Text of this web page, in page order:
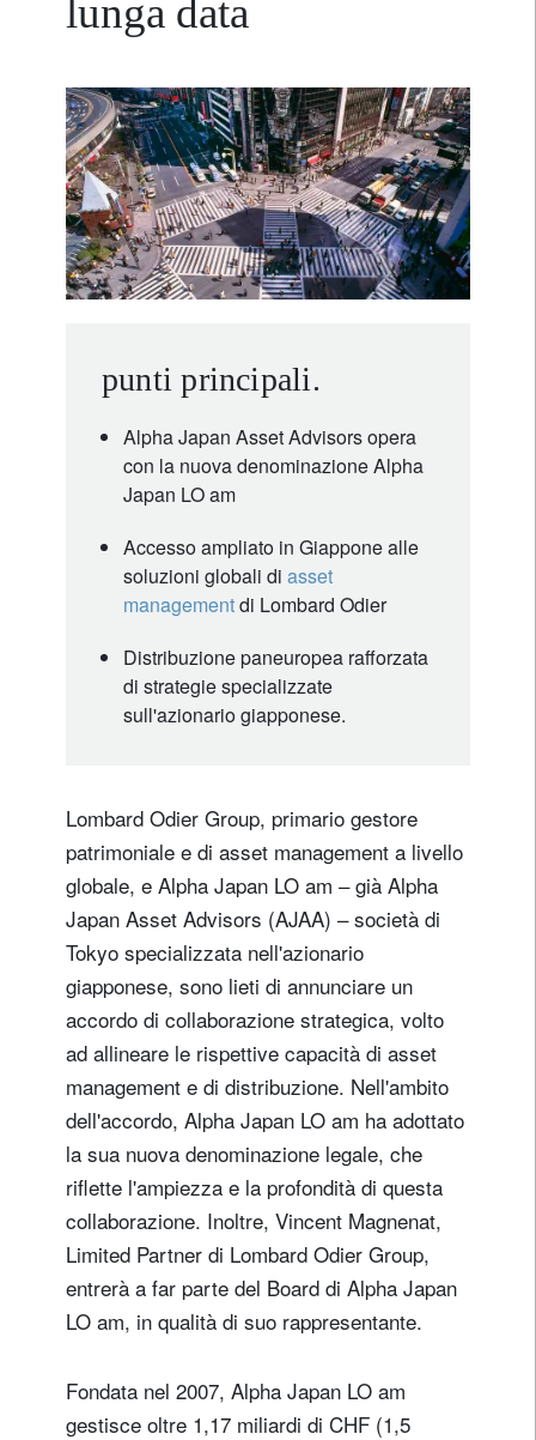
lunga data
punti principali.
Alpha Japan Asset Advisors opera
con la nuova denominazione Alpha
Japan LO am
Accesso ampliato in Giappone alle
soluzioni globali di asset
managementdi Lombard Odier
Distribuzione paneuropea rafforzata
di strategie specializzate
sull'azionario giapponese.
Lombard Odier Group, primario gestore
patrimoniale e di asset management a livello
globale, e Alpha Japan LO am – già Alpha
Japan Asset Advisors (AJAA) – società di
Tokyo specializzata nell'azionario
giapponese, sono lieti di annunciare un
accordo di collaborazione strategica, volto
ad allineare le rispettive capacità di asset
management e di distribuzione. Nell'ambito
dell'accordo, Alpha Japan LO am ha adottato
la sua nuova denominazione legale, che
riflette l'ampiezza e la profondità di questa
collaborazione. Inoltre, Vincent Magnenat,
Limited Partner di Lombard Odier Group,
entrerà a far parte del Board di Alpha Japan
LO am, in qualità di suo rappresentante.
Fondata nel 2007, Alpha Japan LO am
gestisce oltre 1,17 miliardi di CHF (1,5